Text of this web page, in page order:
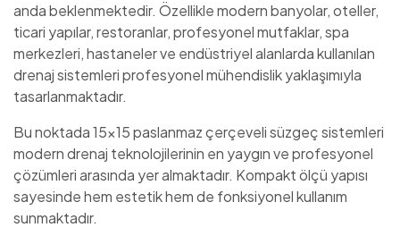
anda beklenmektedir. Özellikle modern banyolar, oteller,
ticari yapılar, restoranlar, profesyonel mutfaklar, spa
merkezleri, hastaneler ve endüstriyel alanlarda kullanılan
drenaj sistemleri profesyonel mühendislik yaklaşımıyla
tasarlanmaktadır.
Bu noktada 15×15 paslanmaz çerçeveli süzgeç sistemleri
modern drenaj teknolojilerinin en yaygın ve profesyonel
çözümleri arasında yer almaktadır. Kompakt ölçü yapısı
sayesinde hem estetik hem de fonksiyonel kullanım
sunmaktadır.